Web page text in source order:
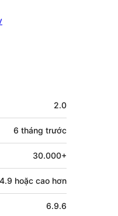
2.0
6 tháng trước
30.000+
4.9 hoặc cao hơn
6.9.6